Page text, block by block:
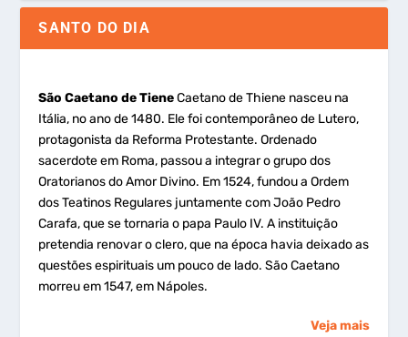
SANTO DO DIA
São Caetano de TieneCaetano de Thiene nasceu na
Itália, no ano de 1480. Ele foi contemporâneo de Lutero,
protagonista da Reforma Protestante. Ordenado
sacerdote em Roma, passou a integrar o grupo dos
Oratorianos do Amor Divino. Em 1524, fundou a Ordem
dos Teatinos Regulares juntamente com João Pedro
Carafa, que se tornaria o papa Paulo IV. A instituição
pretendia renovar o clero, que na época havia deixado as
questões espirituais um pouco de lado. São Caetano
morreu em 1547, em Nápoles.
Veja mais